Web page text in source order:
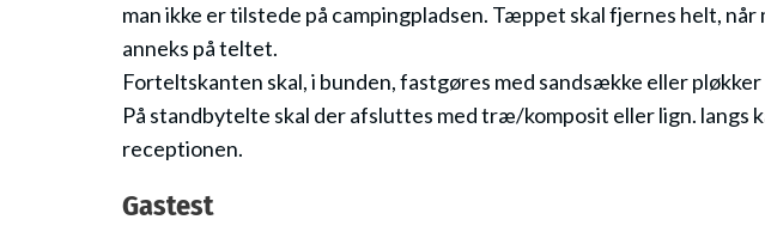
man ikke er tilstede på campingpladsen. Tæppet skal fjernes helt,
anneks på teltet.
Forteltskanten skal, i bunden, fastgøres med sandsække eller
På standbytelte skal der afsluttes med træ/komposit eller lign. langs
receptionen.
Gastest